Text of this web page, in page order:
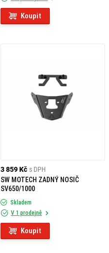
Koupit
3 859 Kč s DPH
SW MOTECH ZADNÝ NOSIČ
SV650/1000
Skladem
V 1 prodejně
Koupit